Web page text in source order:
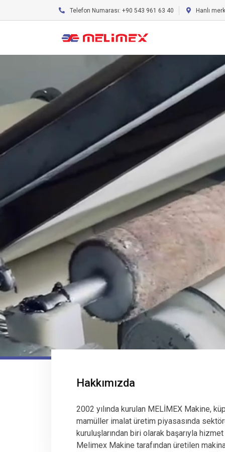
Telefon Numarası: +90 543 961 63 40 Hanlı
Hakkımızda
2002 yılında kurulan MELİMEX Makine,
mamüller imalat üretim piyasasında
kuruluşlarından biri olarak başarıyla
Melimex Makine tarafından üretilen